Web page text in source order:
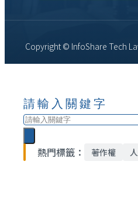
Copyright © InfoShare Tech
請輸入關鍵字
搜
尋
熱門標籤：
著作權